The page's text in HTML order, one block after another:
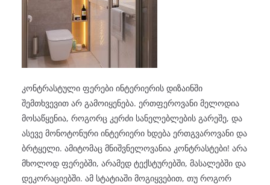
კონტრასტული ფერები ინტერიერის დიზაინში
შემთხვევით არ გამოიყენება. ერთფეროვანი მელოდია
მოსაწყენია, როგორც კერძი სანელებლების გარეშე, და
ასევე მონოტონური ინტერიერი ხდება ერთგვაროვანი და
ბრტყელი. ამიტომაც მნიშვნელოვანია კონტრასტები! არა
მხოლოდ ფერებში, არამედ ტექსტურებში, მასალებში და
დეკორაციებში. ამ სტატიაში მოგიყვებით, თუ როგორ